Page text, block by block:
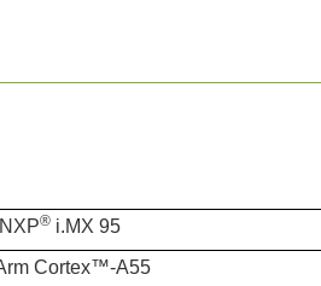
NXP® i.MX 95
Cortex™-A55